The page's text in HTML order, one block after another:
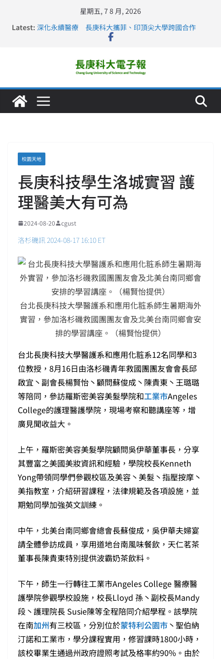
星期五, 7 8 月, 2026
Latest: 深化永續醫療 長庚科大攜菲、印頂尖大學跨國合作
長庚科大訪凱瑟醫療集團、美容學校收穫豐
仁德醫專與長庚科大締結策略聯盟 培育護理尖兵
長庚科大連四年穩居《遠見》醫學大學第5名 辦學實力再
校園天地
長庚科技學生洛城實習 護
理醫美大有可為
2024-08-20 cgust
洛杉磯訊 2024-08-17 16:10 ET
台北長庚科技大學醫護系和應用化𥺁系師生暑期海外
實習，參加洛杉磯救國團團友會及北美台南同鄉會安
排的學習講座。（楊賢怡提供）
台北長庚科技大學醫護系和應用化𥺁系12名同學和3
位教授，8月16日由洛杉磯青年救國團團友會會長邱
啟宜丶副會長楊賢怡丶顧問蘇俊成丶陳貴東丶王璐璐
等陪同，參訪羅斯密美容美髮學院和工業市Angeles
College的護理醫護學院，現場考察和聽講座等，增
廣見聞收益大。
上午，羅斯密美容美髮學院顧問吳伊華董事長，分享
其豐富之美國美妝資訊和經驗，學院校長Kenneth
Yong帶領同學們參觀校區及美容丶美髮丶指壓按摩丶
美指教室，介紹研習課程，法律規範及各項設施，並
期勉同學加強英文訓練。
中午，北美台南同鄉會總會長蘇俊成，吳伊華夫婦宴
請全體參訪成員，享用道地台南風味餐飲，天仁茗茶
董事長陳貴東特別提供波霸奶茶飲料。
下午，師生一行轉往工業市Angeles College 醫療醫
護學院參觀學校設施，校長Lloyd 孫丶副校長Mandy
段丶護理院長 Susie陳等全程陪同介紹學程。該學院
在南加州有三校區，分別位於蒙特利公園市丶聖伯納
汀諾和工業市，學分課程實用，修習課時1800小時，
該校畢業生通過州政府證照考試及格率約90%。由於